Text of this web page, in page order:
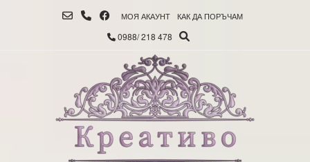
МОЯ АКАУНТ КАК ДА ПОРЪЧАМ
0988/ 218 478